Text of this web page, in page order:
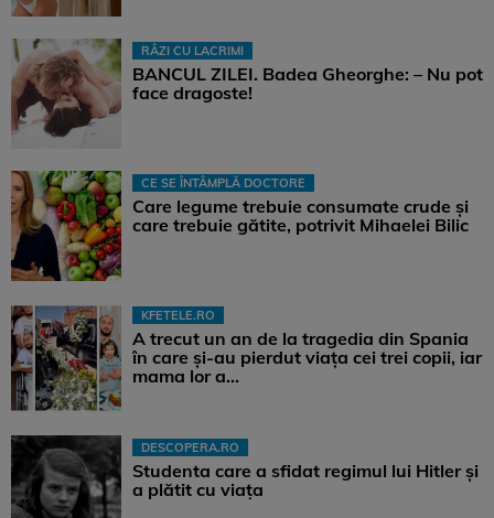
RÂZI CU LACRIMI
BANCUL ZILEI. Badea Gheorghe: – Nu pot
face dragoste!
CE SE ÎNTÂMPLĂ DOCTORE
Care legume trebuie consumate crude și
care trebuie gătite, potrivit Mihaelei Bilic
KFETELE.RO
A trecut un an de la tragedia din Spania
în care și-au pierdut viața cei trei copii, iar
mama lor a…
DESCOPERA.RO
Studenta care a sfidat regimul lui Hitler și
a plătit cu viața